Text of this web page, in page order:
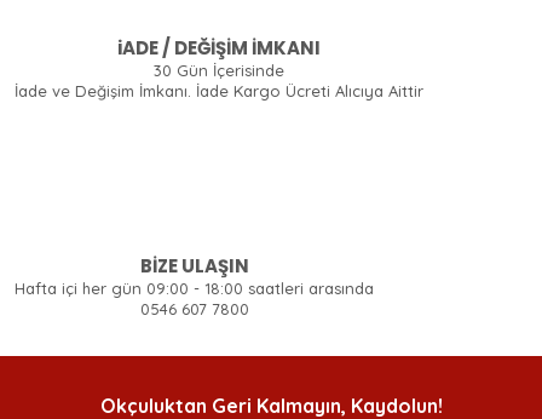
iADE / DEĞİŞİM İMKANI
30 Gün İçerisinde
İade ve Değişim İmkanı. İade Kargo Ücreti Alıcıya Aittir
BİZE ULAŞIN
Hafta içi her gün 09:00 - 18:00 saatleri arasında
0546 607 7800
Okçuluktan Geri Kalmayın, Kaydolun!